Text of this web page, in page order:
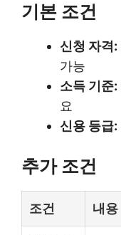
기본 조건
신청 자격:
가능
소득 기준:
요
신용 등급:
추가 조건
조건 내용